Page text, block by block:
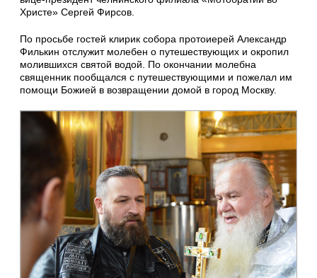
Христе» Сергей Фирсов.
По просьбе гостей клирик собора протоиерей Александр
Филькин отслужит молебен о путешествующих и окропил
молившихся святой водой. По окончании молебна
священник пообщался с путешествующими и пожелал им
помощи Божией в возвращении домой в город Москву.